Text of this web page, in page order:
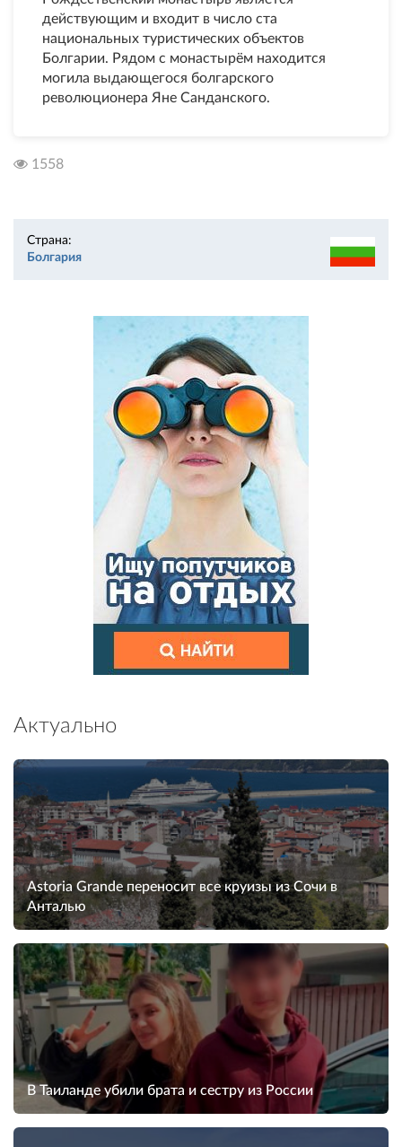
действующим и входит в число ста
национальных туристических объектов
Болгарии. Рядом с монастырём находится
могила выдающегося болгарского
революционера Яне Санданского.
1558
Страна:
Болгария
Актуально
Astoria Grande переносит все круизы из Сочи в
Анталью
В Таиланде убили брата и сестру из России